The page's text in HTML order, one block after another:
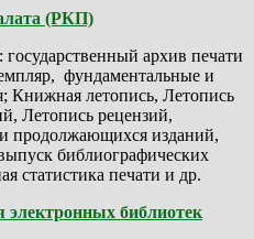
(РКП)
архив печати
фундаментальные и
Книжная летопись, Летопись
Летопись рецензий,
продолжающихся изданий,
библиографических
статистика печати и др.
электронных библиотек